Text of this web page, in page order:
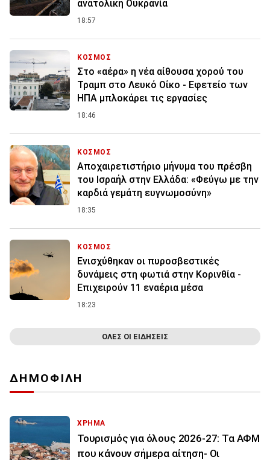
ανατολική Ουκρανία
18:57
ΚΟΣΜΟΣ
Στο «αέρα» η νέα αίθουσα χορού του
Τραμπ στο Λευκό Οίκο - Εφετείο των
ΗΠΑ μπλοκάρει τις εργασίες
18:46
ΚΟΣΜΟΣ
Αποχαιρετιστήριο μήνυμα του πρέσβη
του Ισραήλ στην Ελλάδα: «Φεύγω με την
καρδιά γεμάτη ευγνωμοσύνη»
18:35
ΚΟΣΜΟΣ
Ενισχύθηκαν οι πυροσβεστικές
δυνάμεις στη φωτιά στην Κορινθία -
Επιχειρούν 11 εναέρια μέσα
18:23
ΟΛΕΣ ΟΙ ΕΙΔΗΣΕΙΣ
ΔΗΜΟΦΙΛΗ
ΧΡΗΜΑ
Τουρισμός για όλους 2026-27: Τα ΑΦΜ
που κάνουν σήμερα αίτηση- Οι